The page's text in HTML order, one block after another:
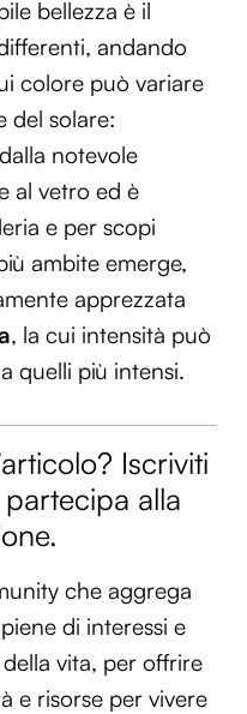
contenuti ed
social media e per
inoltre
il nostro sito con i
analisi dei dati web,
combinarle
loro o che hanno
bellezza è il
andando
colore può variare
del solare:
notevole
al vetro ed è
e per scopi
ambite emerge,
apprezzata
, la cui intensità può
quelli più intensi.
Iscriviti
alla
che aggrega
di interessi e
vita, per offrire
e risorse per vivere